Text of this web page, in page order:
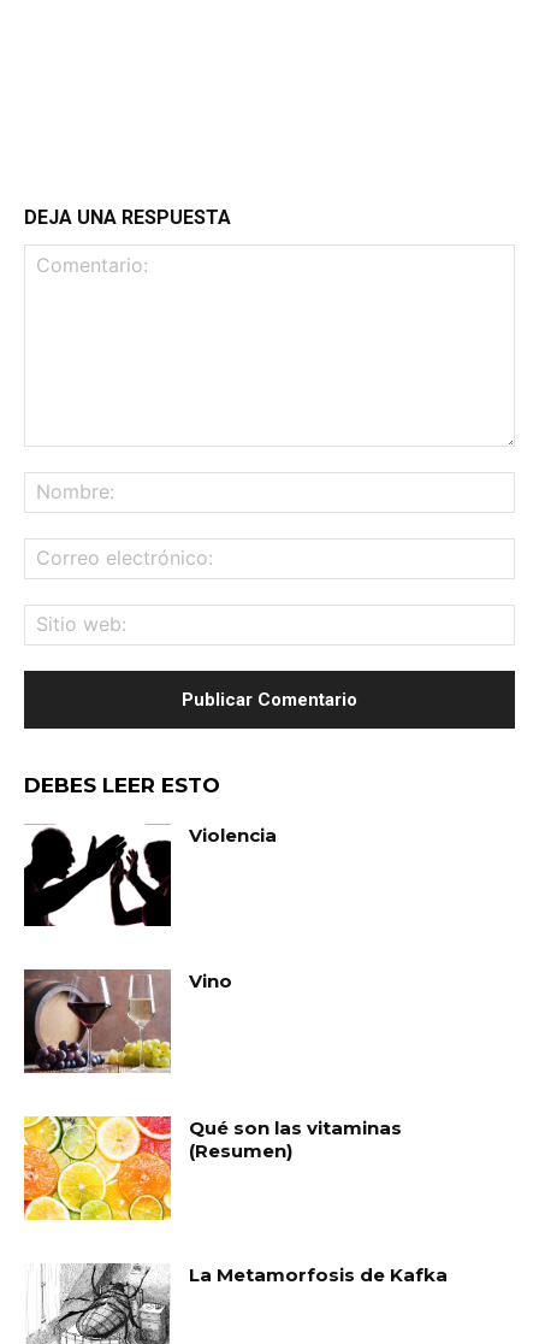
DEJA UNA RESPUESTA
DEBES LEER ESTO
Violencia
Vino
Qué son las vitaminas
(Resumen)
La Metamorfosis de Kafka